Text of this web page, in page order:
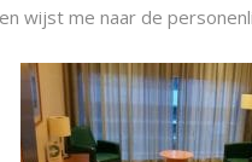
wijst me naar de